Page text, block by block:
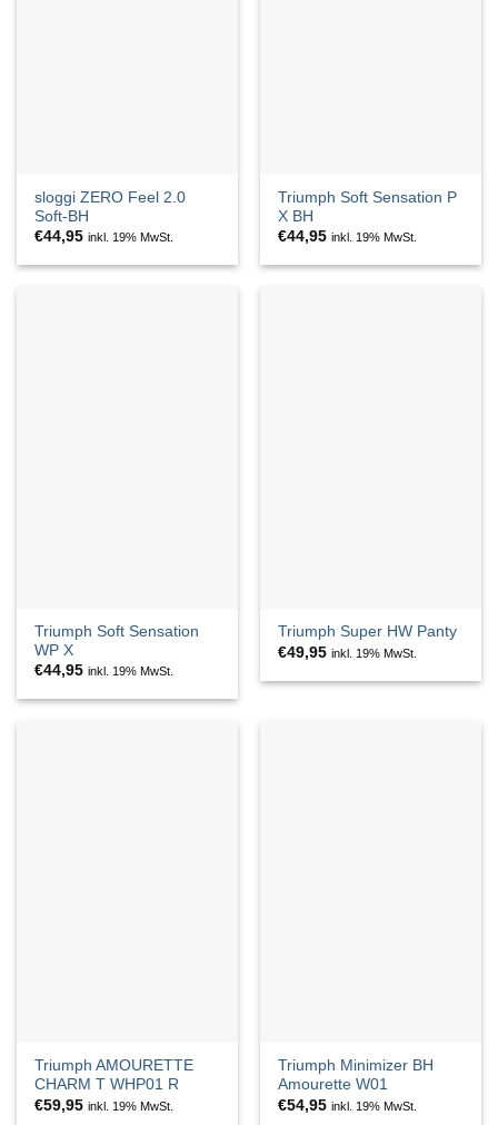
sloggi ZERO Feel 2.0
Soft-BH
€44,95 inkl. 19% MwSt.
Triumph Soft Sensation P
X BH
€44,95 inkl. 19% MwSt.
Triumph Soft Sensation
WP X
€44,95 inkl. 19% MwSt.
Triumph Super HW Panty
€49,95 inkl. 19% MwSt.
Triumph AMOURETTE
CHARM T WHP01 R
€59,95 inkl. 19% MwSt.
Triumph Minimizer BH
Amourette W01
€54,95 inkl. 19% MwSt.